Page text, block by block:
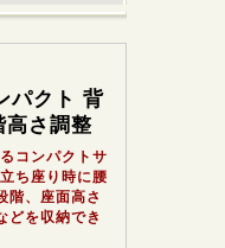
パクト 背
高さ調整
コンパクトサ
ち座り時に腰
階、座面高さ
どを収納でき